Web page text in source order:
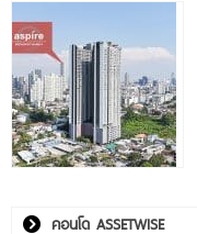
คอนโด ASSETWISE